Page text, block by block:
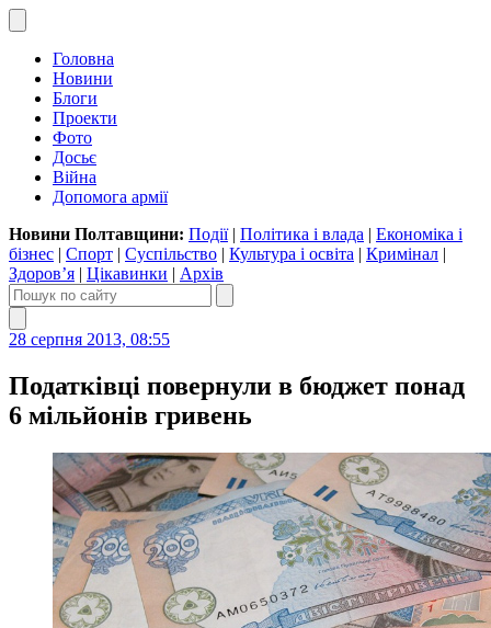
Головна
Новини
Блоги
Проекти
Фото
Досьє
Війна
Допомога армії
Новини Полтавщини: Події| Політика і влада | Економіка і
бізнес | Спорт | Суспільство | Культура і освіта | Кримінал |
Здоров’я | Цікавинки | Архів
28 серпня 2013, 08:55
Податківці повернули в бюджет понад
6 мільйонів гривень